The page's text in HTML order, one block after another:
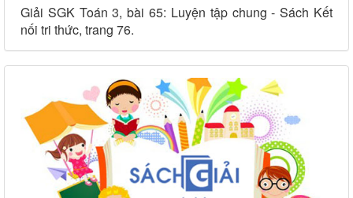
Giải SGK Toán 3, bài 65: Luyện tập chung - Sách Kết
nối tri thức, trang 76.